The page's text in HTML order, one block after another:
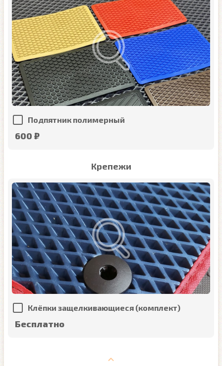
Подпятник полимерный
600 ₽
Крепежи
Клёпки защелкивающиеся (комплект)
Бесплатно